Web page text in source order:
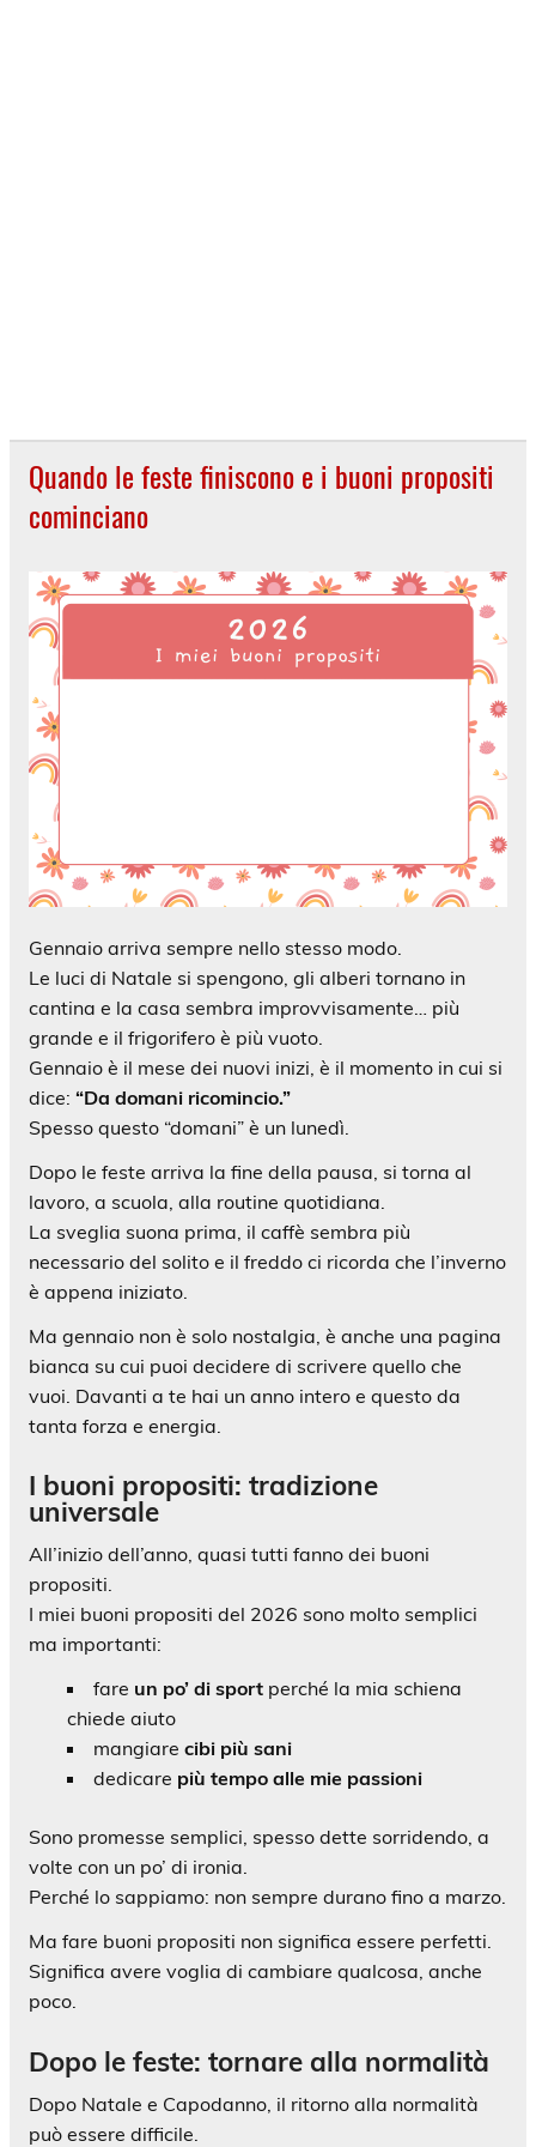
Quando le feste finiscono e i buoni propositi
cominciano
Gennaio arriva sempre nello stesso modo.
Le luci di Natale si spengono, gli alberi tornano in
cantina e la casa sembra improvvisamente… più
grande e il frigorifero è più vuoto.
Gennaio è il mese dei nuovi inizi, è il momento in cui si
dice: “Da domani ricomincio.”
Spesso questo “domani” è un lunedì.
Dopo le feste arriva la fine della pausa, si torna al
lavoro, a scuola, alla routine quotidiana.
La sveglia suona prima, il caffè sembra più
necessario del solito e il freddo ci ricorda che l’inverno
è appena iniziato.
Ma gennaio non è solo nostalgia, è anche una pagina
bianca su cui puoi decidere di scrivere quello che
vuoi. Davanti a te hai un anno intero e questo da
tanta forza e energia.
I buoni propositi: tradizione
universale
All’inizio dell’anno, quasi tutti fanno dei buoni
propositi.
I miei buoni propositi del 2026 sono molto semplici
ma importanti:
fare un po’ di sport perché la mia schiena
chiede aiuto
mangiare cibi più sani
dedicare più tempo alle mie passioni
Sono promesse semplici, spesso dette sorridendo, a
volte con un po’ di ironia.
Perché lo sappiamo: non sempre durano fino a marzo.
Ma fare buoni propositi non significa essere perfetti.
Significa avere voglia di cambiare qualcosa, anche
poco.
Dopo le feste: tornare alla normalità
Dopo Natale e Capodanno, il ritorno alla normalità
può essere difficile.